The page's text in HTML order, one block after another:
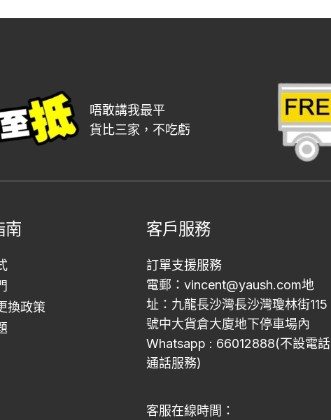
唔敢講我最平
貨比三家，不吃虧
南
換政策
客戶服務
訂單支援服務
電郵：vincent@yaush.com地
址：九龍長沙灣長沙灣瓊林街115
號中大貨倉大廈地下停車場內
Whatsapp : 66012888(不設電話
通話服務)
客服在線時間：